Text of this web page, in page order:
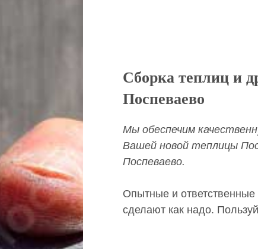
Сборка теплиц и
Поспеваево
Мы обеспечим
Вашей новой теплицы
Поспеваево.
Опытные и
сделают как надо.